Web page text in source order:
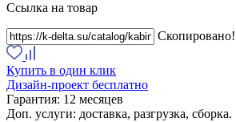
Ссылка на товар
Скопировано!
Купить в один клик
Дизайн-проект бесплатно
Гарантия: 12 месяцев
Доп. услуги: доставка, разгрузка, сборка.